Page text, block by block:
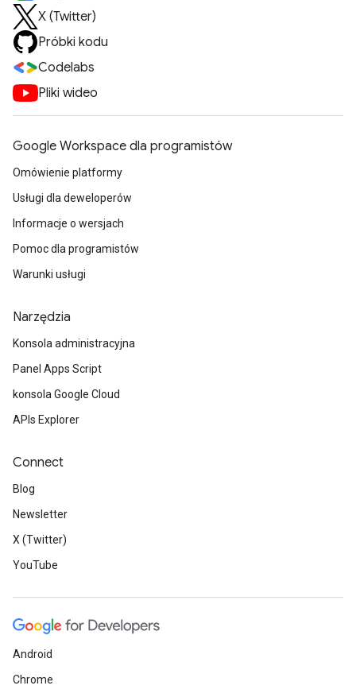
X (Twitter)
Próbki kodu
Codelabs
Pliki wideo
Google Workspace dla programistów
Omówienie platformy
Usługi dla deweloperów
Informacje o wersjach
Pomoc dla programistów
Warunki usługi
Narzędzia
Konsola administracyjna
Panel Apps Script
konsola Google Cloud
APIs Explorer
Connect
Blog
Newsletter
X (Twitter)
YouTube
Android
Chrome